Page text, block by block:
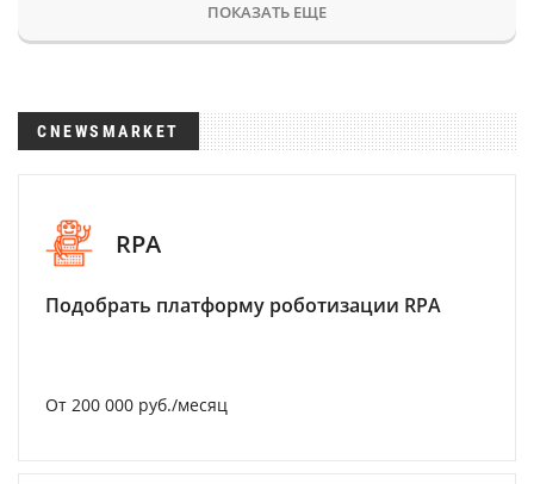
ПОКАЗАТЬ ЕЩЕ
CNEWSMARKET
RPA
Подобрать платформу роботизации RPA
От 200 000 руб./месяц